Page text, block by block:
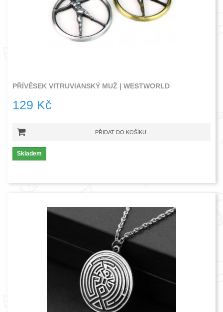
PŘÍVĚSEK VITRUVIANSKÝ MUŽ | WESTWORLD
129 Kč
PŘIDAT DO KOŠÍKU
Skladem